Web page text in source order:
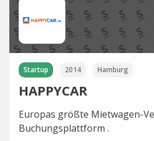
Startup 2014 Hamburg
HAPPYCAR
Europas größte Mietwagen-
Buchungsplattform .